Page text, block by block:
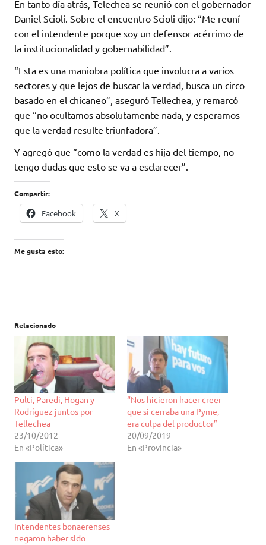
En tanto día atrás, Telechea se reunió con el gobernador
Daniel Scioli. Sobre el encuentro Scioli dijo: “Me reuní
con el intendente porque soy un defensor acérrimo de
la institucionalidad y gobernabilidad”.
“Esta es una maniobra política que involucra a varios
sectores y que lejos de buscar la verdad, busca un circo
basado en el chicaneo”, aseguró Tellechea, y remarcó
que “no ocultamos absolutamente nada, y esperamos
que la verdad resulte triunfadora”.
Y agregó que “como la verdad es hija del tiempo, no
tengo dudas que esto se va a esclarecer”.
Compartir:
Facebook X
Me gusta esto:
Relacionado
Pulti, Paredi, Hogan y
Rodríguez juntos por
Tellechea
23/10/2012
En «Política»
“Nos hicieron hacer creer
que si cerraba una Pyme,
era culpa del productor”
20/09/2019
En «Provincia»
Intendentes bonaerenses
negaron haber sido